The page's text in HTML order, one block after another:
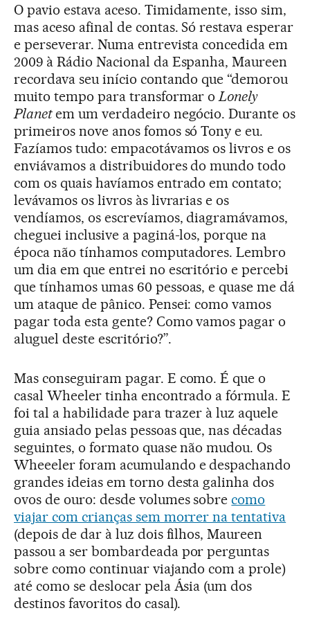
O pavio estava aceso. Timidamente, isso sim,
mas aceso afinal de contas. Só restava esperar
e perseverar. Numa entrevista concedida em
2009 à Rádio Nacional da Espanha, Maureen
recordava seu início contando que “demorou
muito tempo para transformar o Lonely
Planetem um verdadeiro negócio. Durante os
primeiros nove anos fomos só Tony e eu.
Fazíamos tudo: empacotávamos os livros e os
enviávamos a distribuidores do mundo todo
com os quais havíamos entrado em contato;
levávamos os livros às livrarias e os
vendíamos, os escrevíamos, diagramávamos,
cheguei inclusive a paginá-los, porque na
época não tínhamos computadores. Lembro
um dia em que entrei no escritório e percebi
que tínhamos umas 60 pessoas, e quase me dá
um ataque de pânico. Pensei: como vamos
pagar toda esta gente? Como vamos pagar o
aluguel deste escritório?”.
Mas conseguiram pagar. E como. É que o
casal Wheeler tinha encontrado a fórmula. E
foi tal a habilidade para trazer à luz aquele
guia ansiado pelas pessoas que, nas décadas
seguintes, o formato quase não mudou. Os
Wheeeler foram acumulando e despachando
grandes ideias em torno desta galinha dos
ovos de ouro: desde volumes sobrecomo
viajar com crianças sem morrer na tentativa
(depois de dar à luz dois filhos, Maureen
passou a ser bombardeada por perguntas
sobre como continuar viajando com a prole)
até como se deslocar pela Ásia (um dos
destinos favoritos do casal).